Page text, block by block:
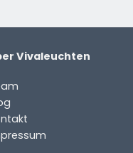
Vivaleuchten